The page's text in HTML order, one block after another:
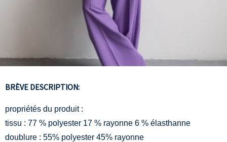
BRÈVE DESCRIPTION:
propriétés du produit :
tissu : 77 % polyester 17 % rayonne 6 % élasthanne
doublure : 55% polyester 45% rayonne